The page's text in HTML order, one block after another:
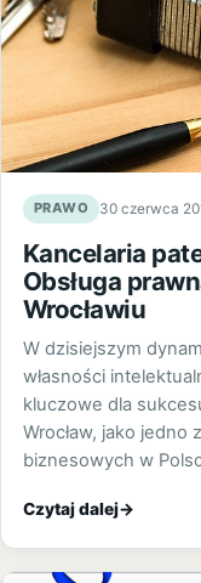
PRAWO 30 czerwca
Kancelaria
Obsługa
Wrocławiu
W dzisiejszym
własności
kluczowe dla
Wrocław, jako
biznesowych w
Czytaj dalej→